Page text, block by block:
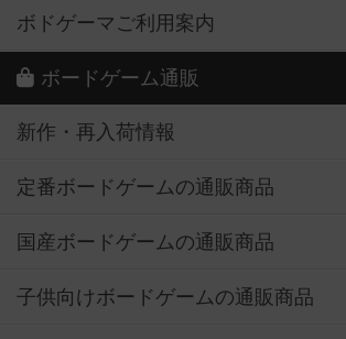
ボドゲーマご利用案内
ボードゲーム通販
新作・再入荷情報
定番ボードゲームの通販商品
国産ボードゲームの通販商品
子供向けボードゲームの通販商品